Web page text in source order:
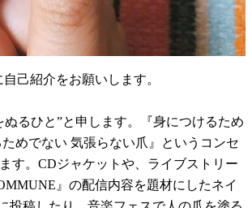
己紹介をお願いします。
ぬるひと”と申します。『身につけるため
めでない 気張らない爪』というコンセ
す。CDジャケットや、ライブストリー
』の配信内容を題材にしたネイ